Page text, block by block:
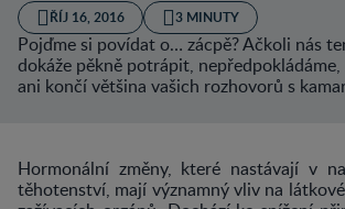
ŘÍJ 16, 2016 3 MINUTY
Pojďme si povídat o… zácpě? Ačkoli nás
dokáže pěkně potrápit,
ani končí většina vašich rozhovorů s
Hormonální změny, které nastávají v
těhotenství, mají významný vliv na